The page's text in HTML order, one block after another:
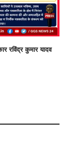
रविंद्र कुमार यादव